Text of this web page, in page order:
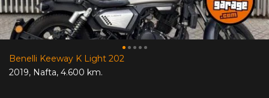
Benelli Keeway K Light 202
2019, Nafta, 4.600 km.